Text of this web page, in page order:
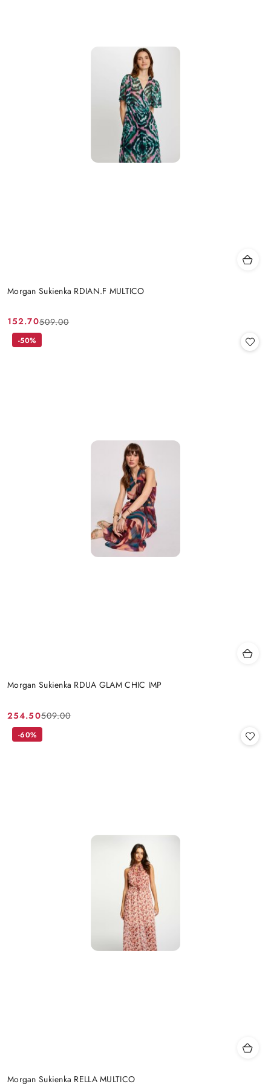
Morgan Sukienka RDIAN.F MULTICO
Cena
promocyjna:
152.70
Cena
przed
509.00
Morgan Sukienka RDUA GLAM CHIC IMP
Cena
promocyjna:
254.50
Cena
przed
509.00
-50%
Morgan Sukienka RELLA MULTICO
-60%